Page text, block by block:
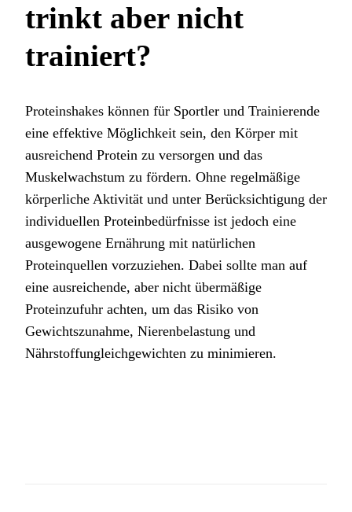
trinkt aber nicht
trainiert?
Proteinshakes können für Sportler und Trainierende
eine effektive Möglichkeit sein, den Körper mit
ausreichend Protein zu versorgen und das
Muskelwachstum zu fördern. Ohne regelmäßige
körperliche Aktivität und unter Berücksichtigung der
individuellen Proteinbedürfnisse ist jedoch eine
ausgewogene Ernährung mit natürlichen
Proteinquellen vorzuziehen. Dabei sollte man auf
eine ausreichende, aber nicht übermäßige
Proteinzufuhr achten, um das Risiko von
Gewichtszunahme, Nierenbelastung und
Nährstoffungleichgewichten zu minimieren.